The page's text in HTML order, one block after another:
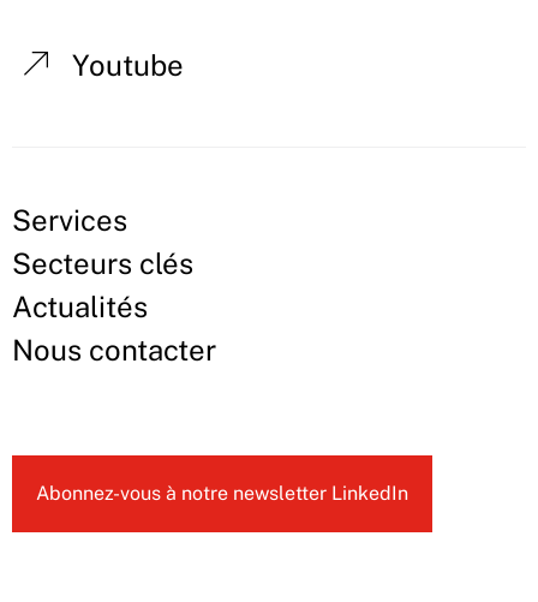
Youtube
Services
Secteurs clés
Actualités
Nous contacter
Abonnez-vous à notre newsletter LinkedIn